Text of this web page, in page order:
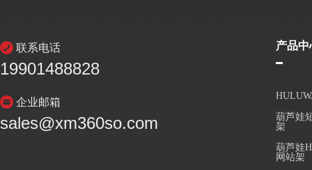
联系电话
19901488828
企业邮箱
sales@xm360so.com
产品中
葫芦娃
架
葫芦娃
网站架